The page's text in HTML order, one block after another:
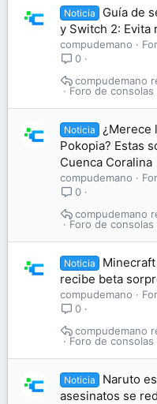
Noticia
Guía de
y Switch 2: Evita
compudemano
0
Foro de
compudemano
Noticia
¿Merece
Pokopia? Estas
Cuenca Coralina
compudemano
0
Foro de
compudemano
Noticia
recibe beta
compudemano
0
Foro de
compudemano
Noticia
Naruto
asesinatos se